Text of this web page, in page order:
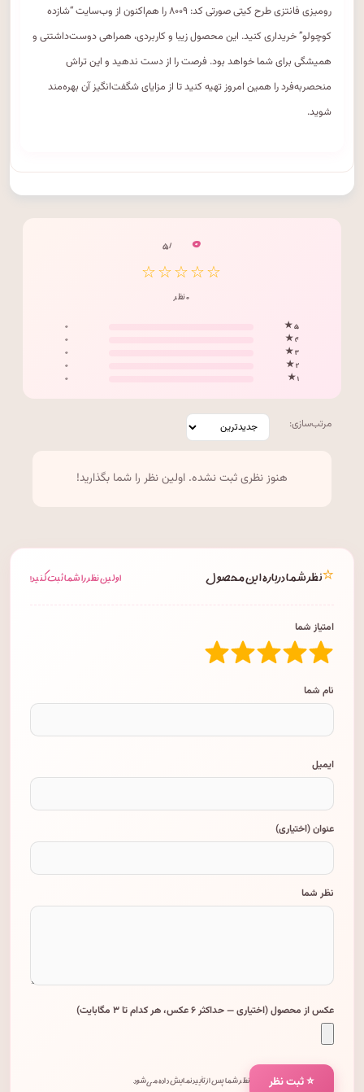
رومیزی فانتزی طرح کیتی صورتی کد: ۸۰۰۹ را هم‌اکنون از وب‌سایت “شازده
کوچولو” خریداری کنید. این محصول زیبا و کاربردی، همراهی دوست‌داشتنی و
همیشگی برای شما خواهد بود. فرصت را از دست ندهید و این تراش
منحصر‌به‌فرد را همین امروز تهیه کنید تا از مزایای شگفت‌انگیز آن بهره‌مند
شوید.
۰ / ۵
☆☆☆☆☆
۰ نظر
۵ ★
۰
۴ ★
۰
۳ ★
۰
۲ ★
۰
۱ ★
۰
مرتب‌سازی:
هنوز نظری ثبت نشده. اولین نظر را شما بگذارید!
⭐نظر شما درباره این محصول اولین نظر را شما ثبت کنید!
امتیاز شما
نام شما
ایمیل
عنوان (اختیاری)
نظر شما
عکس از محصول (اختیاری — حداکثر ۶ عکس، هر کدام تا ۳ مگابایت)
⭐ ثبت نظر نظر شما پس از تأیید نمایش داده می‌شود.